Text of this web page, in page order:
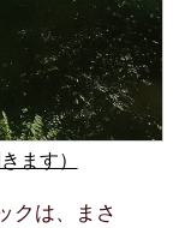
ます）
クは、まさ